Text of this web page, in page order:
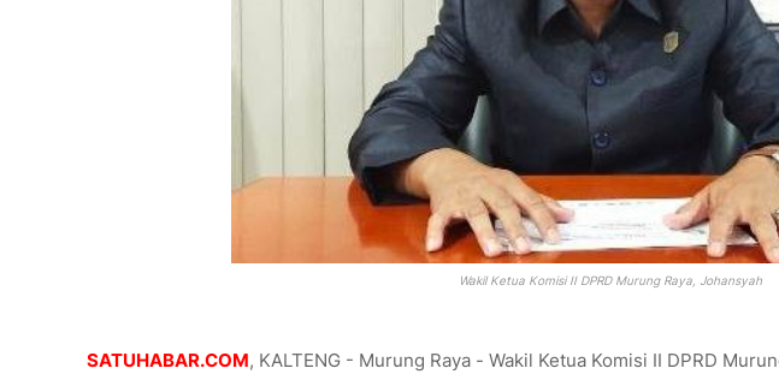
Wakil Ketua Komisi II DPRD Murung Raya, Johansyah
SATUHABAR.COM, KALTENG - Murung Raya - Wakil Ketua Komisi II DPRD